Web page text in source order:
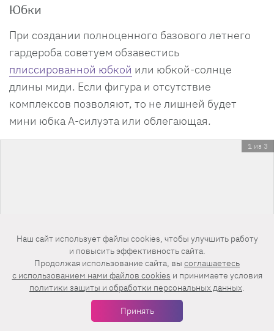
Юбки
При создании полноценного базового летнего
гардероба советуем обзавестись
плиссированной юбкой или юбкой-солнце
длины миди. Если фигура и отсутствие
комплексов позволяют, то не лишней будет
мини юбка А-силуэта или облегающая.
1 из 3
Наш сайт использует файлы cookies, чтобы улучшить работу
и повысить эффективность сайта.
Продолжая использование сайта, вы соглашаетесь
c использованием нами файлов cookies и принимаете условия
политики защиты и обработки персональных данных.
Принять